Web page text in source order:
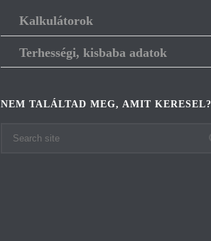
Kalkulátorok
Terhességi, kisbaba adatok
NEM TALÁLTAD MEG, AMIT KERESEL?